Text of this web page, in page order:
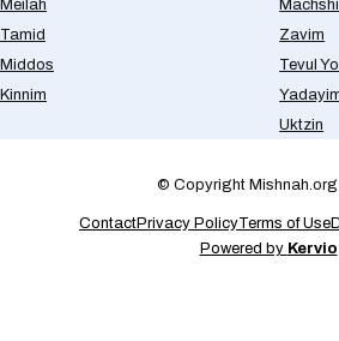
Meilah
Tamid
Middos
Kinnim
Zavim
Tevul
Uktzin
© Copyright
ContactPrivacy PolicyTerms of Use
Powered by Kervio